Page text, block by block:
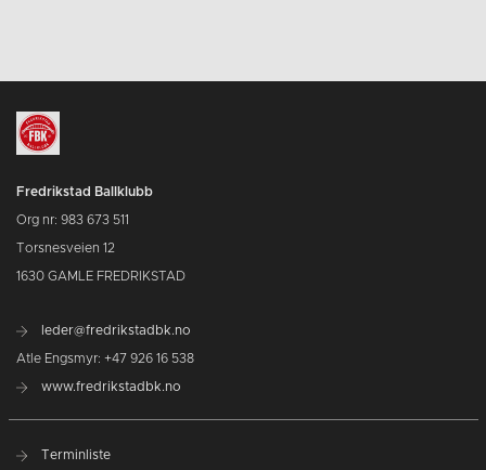
Fredrikstad Ballklubb
Org nr: 983 673 511
Torsnesveien 12
1630 GAMLE FREDRIKSTAD
leder@fredrikstadbk.no
Atle Engsmyr: +47 926 16 538
www.fredrikstadbk.no
Terminliste